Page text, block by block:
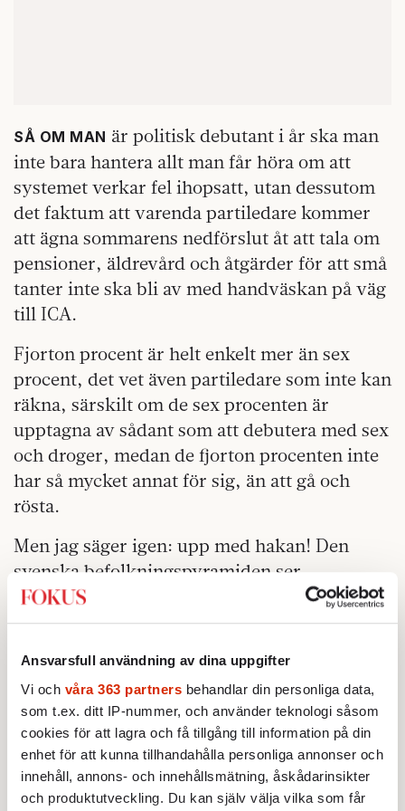
Ansvarsfull användning av dina uppgifter
Vi och våra 363 partners behandlar din personliga data,
som t.ex. ditt IP-nummer, och använder teknologi såsom
cookies för att lagra och få tillgång till information på din
enhet för att kunna tillhandahålla personliga annonser och
innehåll, annons- och innehållsmätning, åskådarinsikter
och produktutveckling. Du kan själv välja vilka som får
SÅ OM MAN är politisk debutant i år ska man
inte bara hantera allt man får höra om att
systemet verkar fel ihopsatt, utan dessutom
det faktum att varenda partiledare kommer
att ägna sommarens nedförslut åt att tala om
pensioner, äldrevård och åtgärder för att små
tanter inte ska bli av med handväskan på väg
till ICA.
Fjorton procent är helt enkelt mer än sex
procent, det vet även partiledare som inte kan
räkna, särskilt om de sex procenten är
upptagna av sådant som att debutera med sex
och droger, medan de fjorton procenten inte
har så mycket annat för sig, än att gå och
rösta.
Men jag säger igen: upp med hakan! Den
svenska befolkningspyramiden ser
visserligen ut som den gör och om det inte
sker någon riktad utrensning kommer årets
smalare midja, än en pösande fettvalk. Deras
enda hopp – jag använder begreppet löst – i
det avseendet är antingen att de själva och
kommande generationer väljer celibat och
snävar in den kommande pyramiden
avsevärt, eller att dagens 25- till 35-åringar –